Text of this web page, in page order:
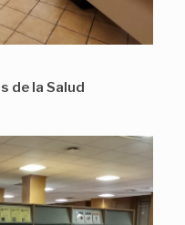
de la Salud